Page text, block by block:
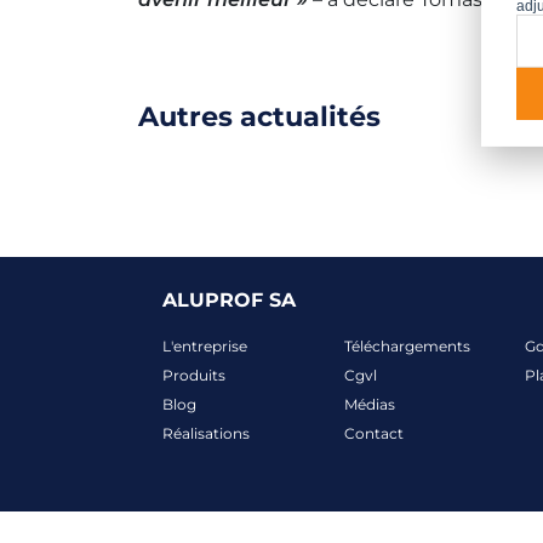
Autres actualités
ALUPROF SA
L'entreprise
Produits
Blog
Réalisations
Téléchargements
Cgvl
Médias
Contact